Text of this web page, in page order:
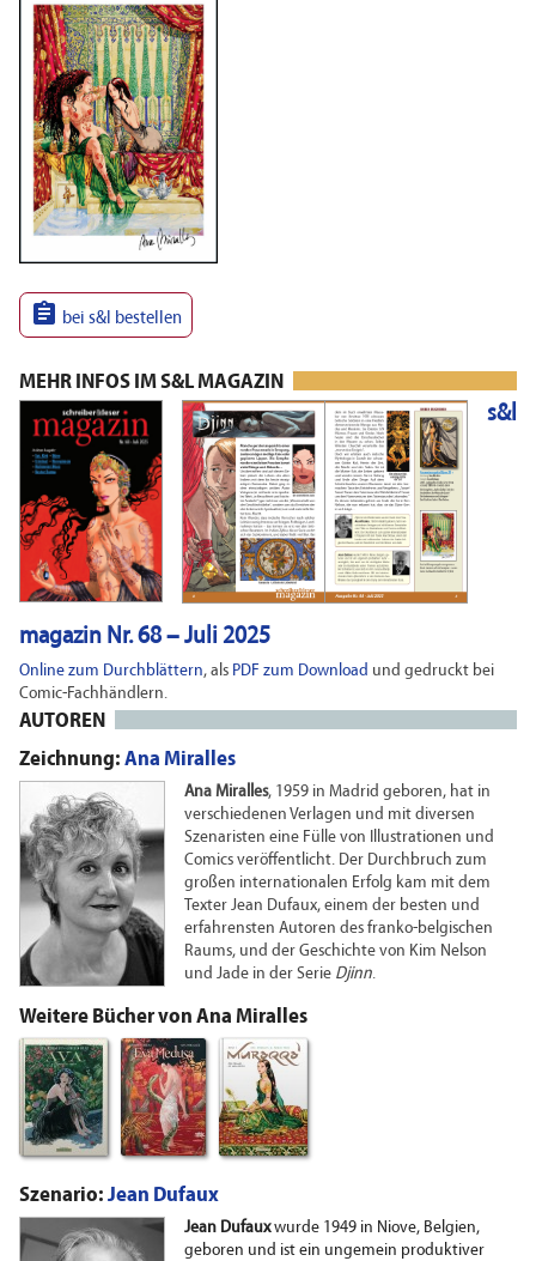
 bei s&l bestellen
MEHR INFOS IM S&L MAGAZIN
s&l
magazin Nr. 68 – Juli 2025
Online zum Durchblättern, als PDF zum Download und gedruckt bei
Comic-Fachhändlern.
AUTOREN
Zeichnung: Ana Miralles
Ana Miralles, 1959 in Madrid geboren, hat in
verschiedenen Verlagen und mit diversen
Szenaristen eine Fülle von Illustrationen und
Comics veröffentlicht. Der Durchbruch zum
großen internationalen Erfolg kam mit dem
Texter Jean Dufaux, einem der besten und
erfahrensten Autoren des franko-belgischen
Raums, und der Geschichte von Kim Nelson
und Jade in der Serie Djinn.
Weitere Bücher von Ana Miralles
Szenario: Jean Dufaux
Jean Dufauxwurde 1949 in Niove, Belgien,
geboren und ist ein ungemein produktiver